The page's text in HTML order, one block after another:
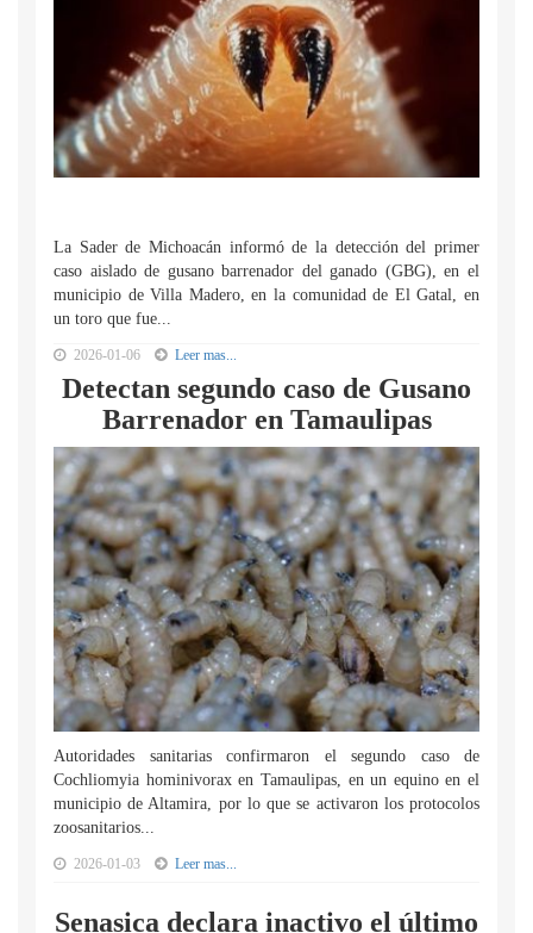
La Sader de Michoacán informó de la detección del primer
caso aislado de gusano barrenador del ganado (GBG), en el
municipio de Villa Madero, en la comunidad de El Gatal, en
un toro que fue...
2026-01-06 Leer mas...
Detectan segundo caso de Gusano
Barrenador en Tamaulipas
Autoridades sanitarias confirmaron el segundo caso de
Cochliomyia hominivorax en Tamaulipas, en un equino en el
municipio de Altamira, por lo que se activaron los protocolos
zoosanitarios...
2026-01-03 Leer mas...
Senasica declara inactivo el último